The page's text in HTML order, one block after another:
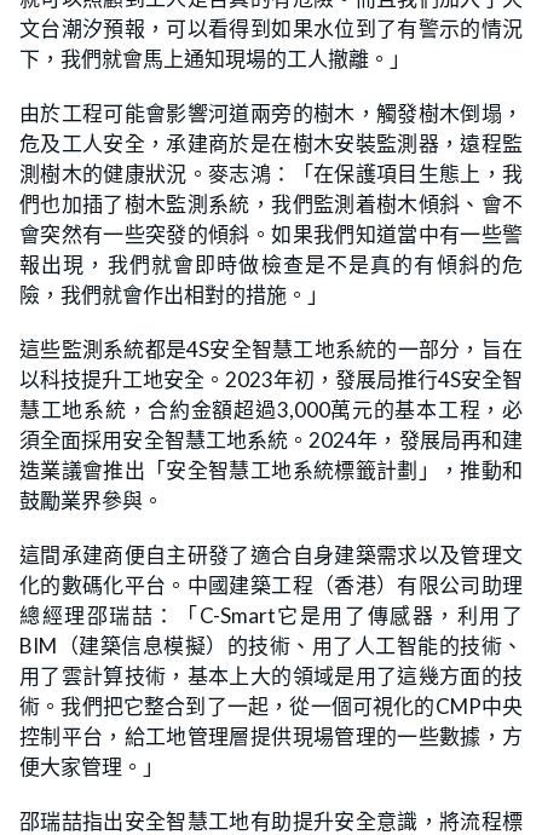
文台潮汐預報，可以看得到如果水位到了有警示的情況
下，我們就會馬上通知現場的工人撤離。」
由於工程可能會影響河道兩旁的樹木，觸發樹木倒塌，
危及工人安全，承建商於是在樹木安裝監測器，遠程監
測樹木的健康狀況。麥志鴻：「在保護項目生態上，我
們也加插了樹木監測系統，我們監測着樹木傾斜、會不
會突然有一些突發的傾斜。如果我們知道當中有一些警
報出現，我們就會即時做檢查是不是真的有傾斜的危
險，我們就會作出相對的措施。」
這些監測系統都是4S安全智慧工地系統的一部分，旨在
以科技提升工地安全。2023年初，發展局推行4S安全智
慧工地系統，合約金額超過3,000萬元的基本工程，必
須全面採用安全智慧工地系統。2024年，發展局再和建
造業議會推出「安全智慧工地系統標籤計劃」，推動和
鼓勵業界參與。
這間承建商便自主研發了適合自身建築需求以及管理文
化的數碼化平台。中國建築工程（香港）有限公司助理
總經理邵瑞喆：「C-Smart它是用了傳感器，利用了
BIM（建築信息模擬）的技術、用了人工智能的技術、
用了雲計算技術，基本上大的領域是用了這幾方面的技
術。我們把它整合到了一起，從一個可視化的CMP中央
控制平台，給工地管理層提供現場管理的一些數據，方
便大家管理。」
邵瑞喆指出安全智慧工地有助提升安全意識，將流程標